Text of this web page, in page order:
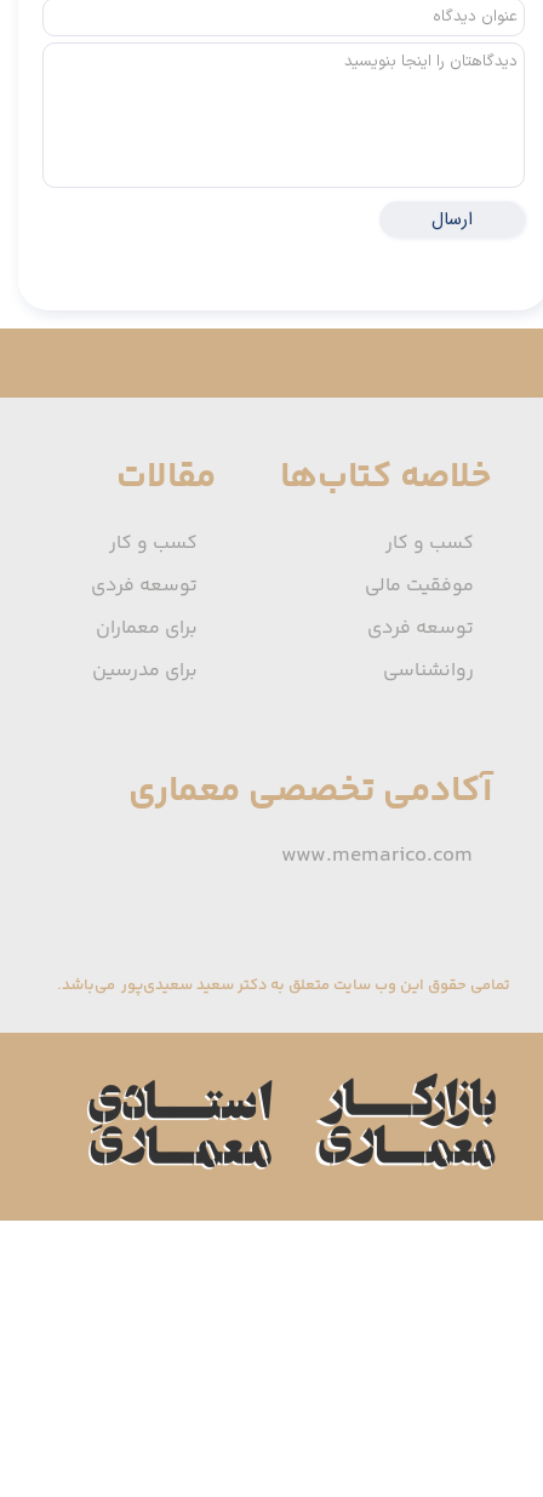
ارسال
خلاصه کتاب‌ها
کسب و کار
موفقیت مالی
توسعه فردی
روانشناسی
مقالات
آکادمی تخصصی معماری
www.memarico.com
تمامی حقوق این وب سایت متعلق به دکتر سعید سعیدی‌پور می‌باشد.
کسب و کار
توسعه فردی
برای معماران
برای مدرسین